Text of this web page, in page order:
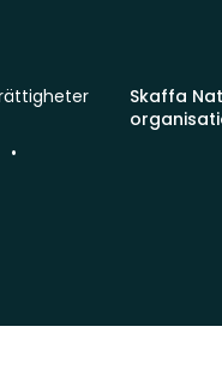
Skaffa